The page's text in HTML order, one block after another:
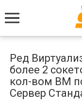
Меню
Ред
более 2
кол-вом ВМ
Сервер